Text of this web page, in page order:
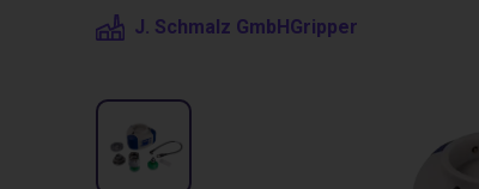
J. Schmalz GmbHGripper